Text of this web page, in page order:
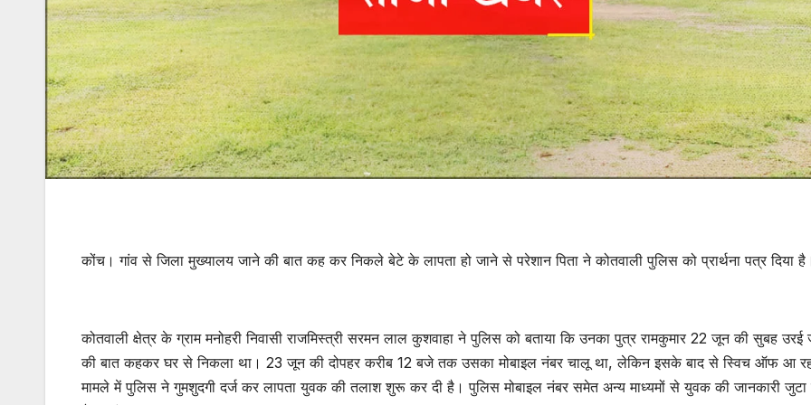
कोंच। गांव से जिला मुख्यालय जाने की बात कह कर निकले बेटे के लापता हो जाने से परेशान पिता ने कोतवाली पुलिस को प्रार्थना पत्र दिया है।
कोतवाली क्षेत्र के ग्राम मनोहरी निवासी राजमिस्त्री सरमन लाल कुशवाहा ने पुलिस को बताया कि उनका पुत्र रामकुमार 22 जून की सुबह उरई
की बात कहकर घर से निकला था। 23 जून की दोपहर करीब 12 बजे तक उसका मोबाइल नंबर चालू था, लेकिन इसके बाद से स्विच ऑफ आ
मामले में पुलिस ने गुमशुदगी दर्ज कर लापता युवक की तलाश शुरू कर दी है। पुलिस मोबाइल नंबर समेत अन्य माध्यमों से युवक की जानकारी जुटा
तिरपाल तानकर हुआ
अंतिम संस्कार, दो
AUGUST 6, 2026
पति के
AUGUST 6,